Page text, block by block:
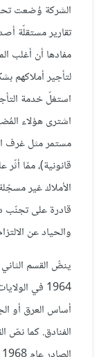
تقارير مستقلّة
لتأجير أملاكهم
استغلّ خدمة
اشترى هؤلاء
مستمر مثل غرف
قانونية)، ممّا
الأملاك غير
قادرة على تجنّب
والحياد عن
ينصُّ القسم
1964 في
أساس العرق أو
الفنادق. كما نصّ